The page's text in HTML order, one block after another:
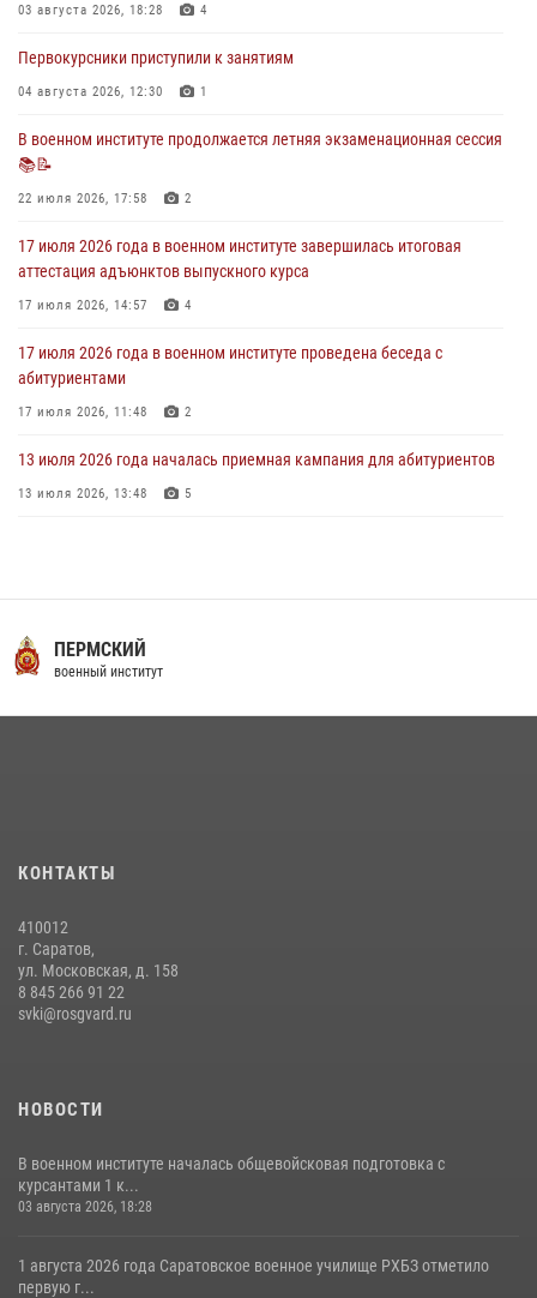
29 июля 2026, 06:41 6
28 июля 2026 года в военном институте организована беседа и
праздничный молебен
В военном институте завершается летняя экзаменационная сессия
28 июля 2026, 10:41
03 августа 2026, 18:28 4
Первокурсники приступили к занятиям
04 августа 2026, 12:30 1
В военном институте продолжается летняя экзаменационная сессия
📚📝
22 июля 2026, 17:58 2
17 июля 2026 года в военном институте завершилась итоговая
аттестация адъюнктов выпускного курса
17 июля 2026, 14:57 4
17 июля 2026 года в военном институте проведена беседа с
абитуриентами
17 июля 2026, 11:48 2
13 июля 2026 года началась приемная кампания для абитуриентов
13 июля 2026, 13:48 5
29 июля 2026, 06:45 2
16 июля 2026 года между военным институтом и ООО «ЭЛРЕМ»
заключено соглашение о научно-техническом сотрудничестве
31 июля 2026, 12:08
ПЕРМСКИЙ
военный институт
КОНТАКТЫ
410012
г. Саратов,
ул. Московская, д. 158
8 845 266 91 22
svki@rosgvard.ru
НОВОСТИ
В военном институте началась общевойсковая подготовка с
курсантами 1 к...
03 августа 2026, 18:28
1 августа 2026 года Саратовское военное училище РХБЗ отметило
первую г...